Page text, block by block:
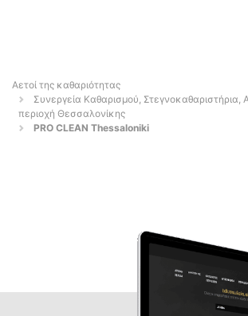
Αετοί της καθαριότητας
Συνεργεία Καθαρισμού, Στεγνοκαθαριστήρια,
περιοχή Θεσσαλονίκης
PRO CLEAN Thessaloniki